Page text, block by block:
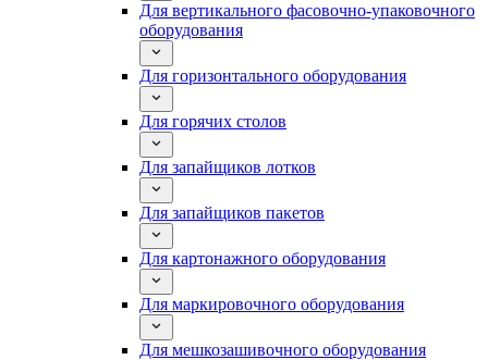
Для вертикального фасовочно-упаковочного
оборудования
Для горизонтального оборудования
Для горячих столов
Для запайщиков лотков
Для запайщиков пакетов
Для картонажного оборудования
Для маркировочного оборудования
Для мешкозашивочного оборудования